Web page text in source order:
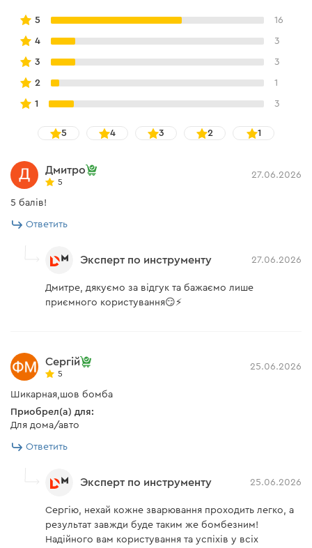
5 16
4 3
3 3
2 1
1 3
5 4 3 2 1
Дмитро
5
27.06.2026
5 балів!
Ответить
Эксперт по инструменту 27.06.2026
Дмитре, дякуємо за відгук та бажаємо лише
приємного користування😏⚡️
Сергій
5
25.06.2026
Шикарная,шов бомба
Приобрел(а) для:
Для дома/авто
Ответить
Эксперт по инструменту 25.06.2026
Сергію, нехай кожне зварювання проходить легко, а
результат завжди буде таким же бомбезним!
Надійного вам користування та успіхів у всіх